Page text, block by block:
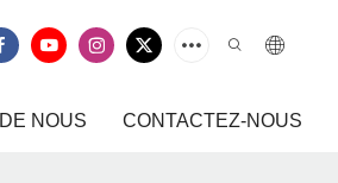
NOUS CONTACTEZ-NOUS